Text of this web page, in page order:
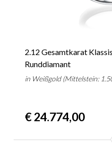
2.12 Gesamtkarat
Runddiamant
in Weißgold (Mittelstein:
€ 24.774,00